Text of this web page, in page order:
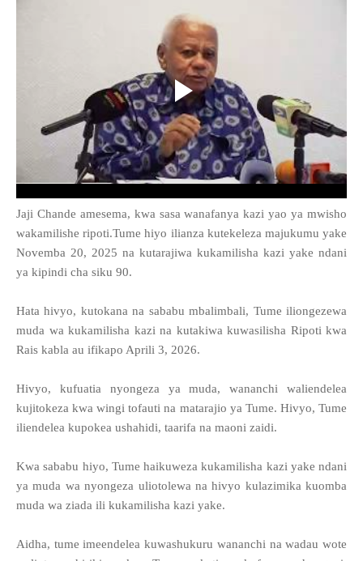
Jaji Chande amesema, kwa sasa wanafanya kazi yao ya mwisho
wakamilishe ripoti.Tume hiyo ilianza kutekeleza majukumu yake
Novemba 20, 2025 na kutarajiwa kukamilisha kazi yake ndani
ya kipindi cha siku 90.
Hata hivyo, kutokana na sababu mbalimbali, Tume iliongezewa
muda wa kukamilisha kazi na kutakiwa kuwasilisha Ripoti kwa
Rais kabla au ifikapo Aprili 3, 2026.
Hivyo, kufuatia nyongeza ya muda, wananchi waliendelea
kujitokeza kwa wingi tofauti na matarajio ya Tume. Hivyo, Tume
iliendelea kupokea ushahidi, taarifa na maoni zaidi.
Kwa sababu hiyo, Tume haikuweza kukamilisha kazi yake ndani
ya muda wa nyongeza uliotolewa na hivyo kulazimika kuomba
muda wa ziada ili kukamilisha kazi yake.
Aidha, tume imeendelea kuwashukuru wananchi na wadau wote